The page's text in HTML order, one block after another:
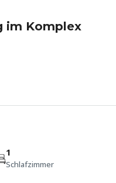
im Komplex
1
Schlafzimmer